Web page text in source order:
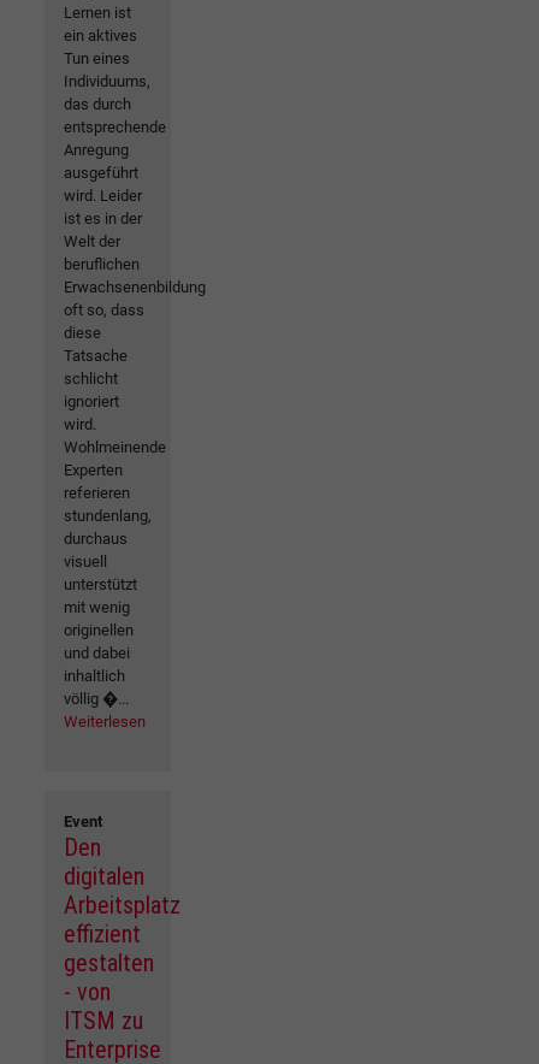
Lernen ist
ein aktives
Tun eines
Individuums,
das durch
entsprechende
Anregung
ausgeführt
wird. Leider
ist es in der
Welt der
beruflichen
Erwachsenenbildung
oft so, dass
diese
Tatsache
schlicht
ignoriert
wird.
Wohlmeinende
Experten
referieren
stundenlang,
durchaus
visuell
unterstützt
mit wenig
originellen
und dabei
inhaltlich
völlig �...
Weiterlesen
Event
Den
digitalen
Arbeitsplatz
effizient
gestalten
- von
ITSM zu
Enterprise